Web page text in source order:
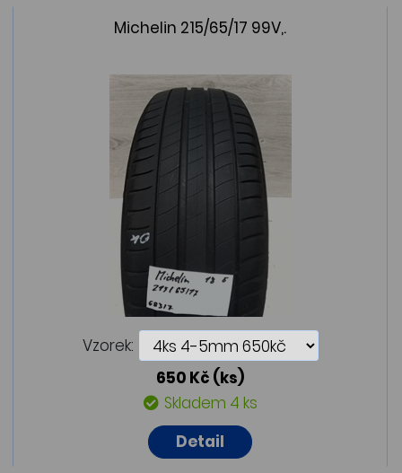
Michelin 215/65/17 99V,.
Vzorek:
650 Kč (ks)
Skladem 4 ks
Detail